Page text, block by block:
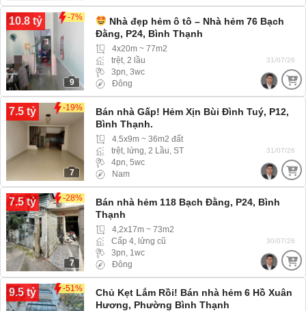
10.8 tỷ -7%
9
Nhà đẹp hẻm ô tô – Nhà hẻm 76 Bạch
Đằng, P24, Bình Thạnh
4x20m ~ 77m2
trệt, 2 lầu
3pn, 3wc
Đông
31/07/26
7.5 tỷ -19%
7
Bán nhà Gấp! Hẻm Xịn Bùi Đình Tuý, P12,
Bình Thạnh.
4.5x9m ~ 36m2 đất
trệt, lửng, 2 Lầu, ST
4pn, 5wc
Nam
31/07/26
7.5 tỷ -28%
7
Bán nhà hẻm 118 Bạch Đằng, P24, Bình
Thạnh
4,2x17m ~ 73m2
Cấp 4, lửng cũ
3pn, 1wc
Đông
30/07/26
9.5 tỷ -51%
Chủ Kẹt Lắm Rồi! Bán nhà hẻm 6 Hồ Xuân
Hương, Phường Bình Thạnh